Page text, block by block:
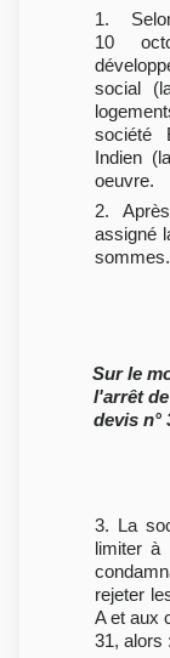
1.
10
social
société
Indien
oeuvre.
2.
assigné
sommes.
Sur le
l'arrêt
devis n°
3. La
limiter à
rejeter
A et aux
31, alors :